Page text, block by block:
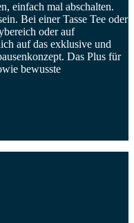
einfach mal abschalten.
Bei einer Tasse Tee oder
oder auf
auf das exklusive und
Das Plus für
bewusste